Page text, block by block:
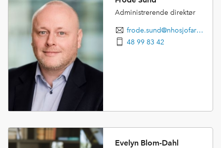
Administrerende direktør
frode.sund@nhosjofart.no
48 99 83 42
Evelyn Blom-Dahl